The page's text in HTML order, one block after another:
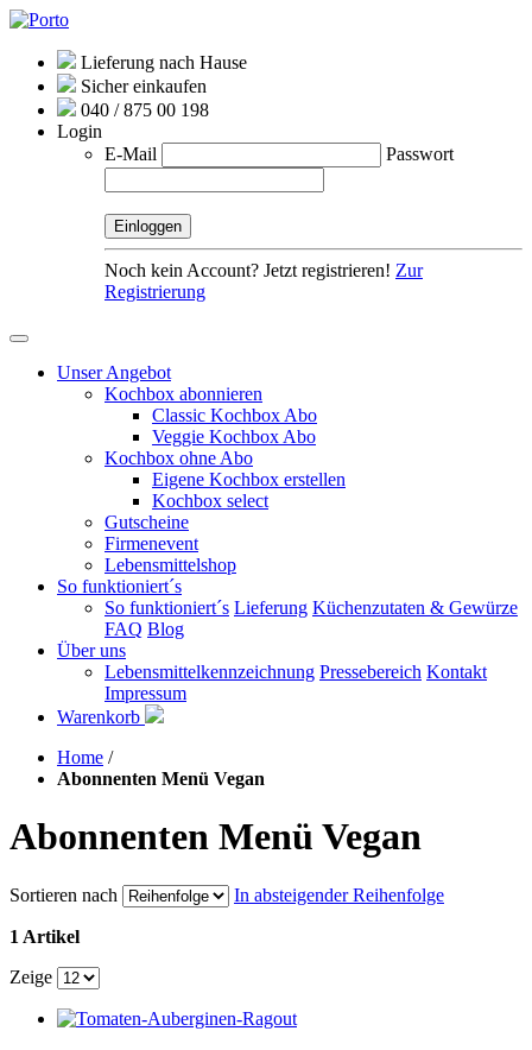
Lieferung nach Hause
Sicher einkaufen
040 / 875 00 198
Login
E-Mail
Passwort
Noch kein Account? Jetzt registrieren! Zur
Registrierung
Unser Angebot
Kochbox abonnieren
Classic Kochbox Abo
Veggie Kochbox Abo
Kochbox ohne Abo
Eigene Kochbox erstellen
Kochbox select
Gutscheine
Firmenevent
Lebensmittelshop
So funktioniert´s
So funktioniert´s Lieferung Küchenzutaten & Gewürze
FAQ Blog
Über uns
Lebensmittelkennzeichnung Pressebereich Kontakt
Impressum
Warenkorb
Home /
Abonnenten Menü Vegan
Abonnenten Menü Vegan
Sortieren nach In absteigender Reihenfolge
1 Artikel
Zeige